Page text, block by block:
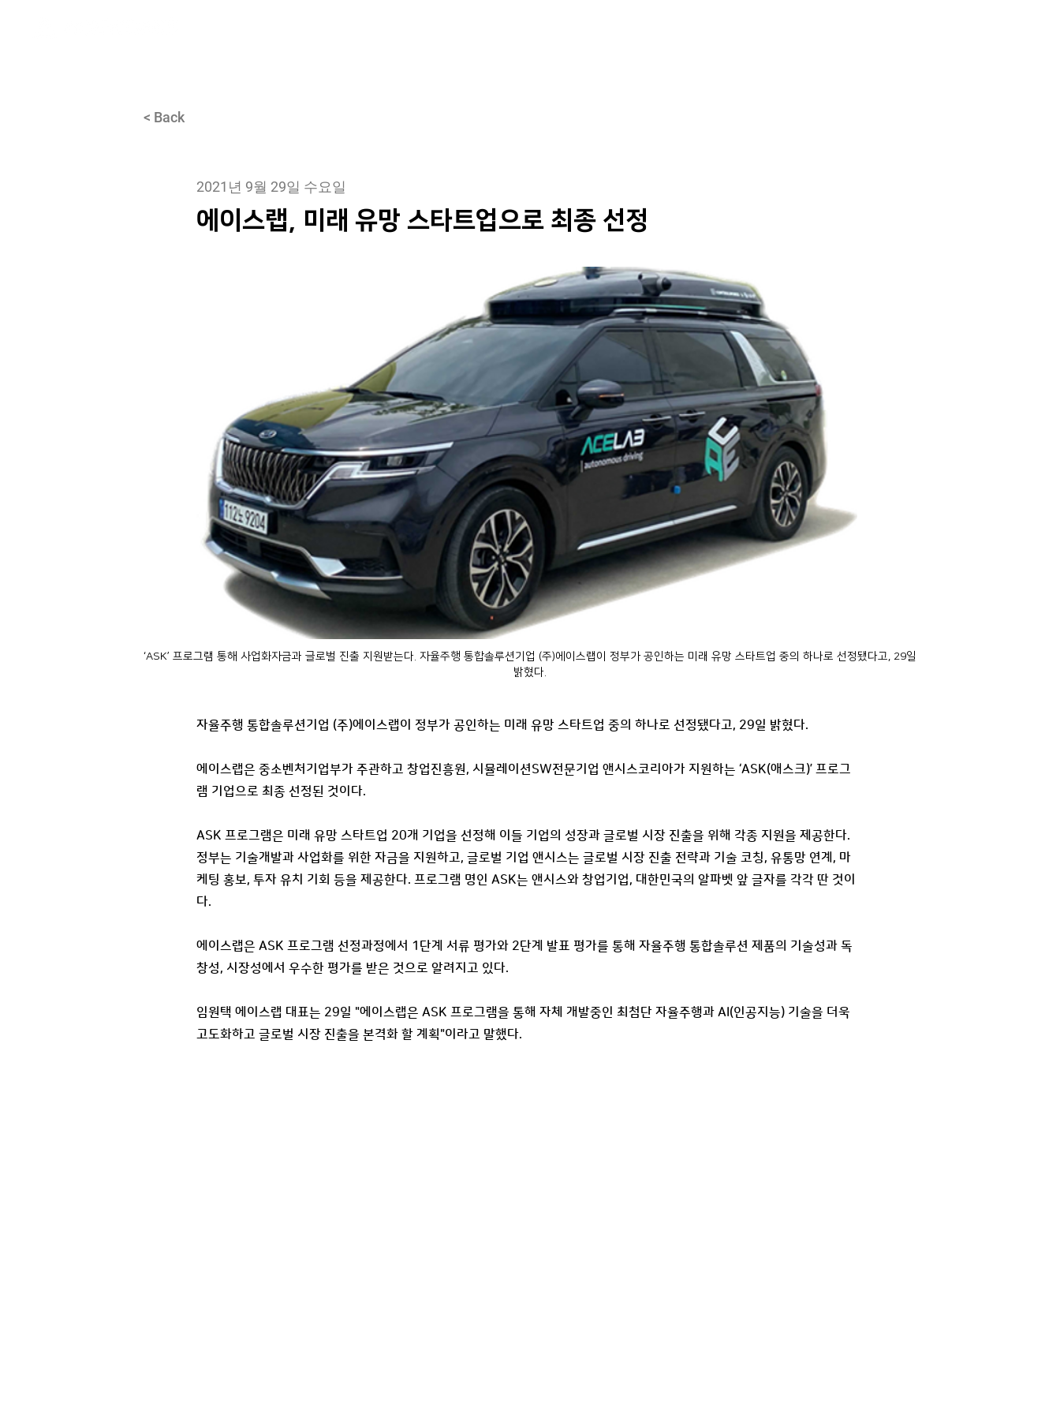
< Back
2021년 9월 29일 수요일
에이스랩, 미래 유망 스타트업으로 최종 선정
‘ASK’ 프로그램 통해 사업화자금과 글로벌 진출 지원받는다. 자율주행 통합솔루션기업 (주)에이스랩이 정부가 공인하는 미래 유망 스타트업 중의 하나로 선정됐다고, 29일
밝혔다.
자율주행 통합솔루션기업 (주)에이스랩이 정부가 공인하는 미래 유망 스타트업 중의 하나로 선정됐다고, 29일 밝혔다.
에이스랩은 중소벤처기업부가 주관하고 창업진흥원, 시뮬레이션SW전문기업 앤시스코리아가 지원하는 ‘ASK(애스크)’ 프로그
램 기업으로 최종 선정된 것이다.
ASK 프로그램은 미래 유망 스타트업 20개 기업을 선정해 이들 기업의 성장과 글로벌 시장 진출을 위해 각종 지원을 제공한다.
정부는 기술개발과 사업화를 위한 자금을 지원하고, 글로벌 기업 앤시스는 글로벌 시장 진출 전략과 기술 코칭, 유통망 연계, 마
케팅 홍보, 투자 유치 기회 등을 제공한다. 프로그램 명인 ASK는 앤시스와 창업기업, 대한민국의 알파벳 앞 글자를 각각 딴 것이
다.
에이스랩은 ASK 프로그램 선정과정에서 1단계 서류 평가와 2단계 발표 평가를 통해 자율주행 통합솔루션 제품의 기술성과 독
창성, 시장성에서 우수한 평가를 받은 것으로 알려지고 있다.
임원택 에이스랩 대표는 29일 "에이스랩은 ASK 프로그램을 통해 자체 개발중인 최첨단 자율주행과 AI(인공지능) 기술을 더욱
고도화하고 글로벌 시장 진출을 본격화 할 계획"이라고 말했다.